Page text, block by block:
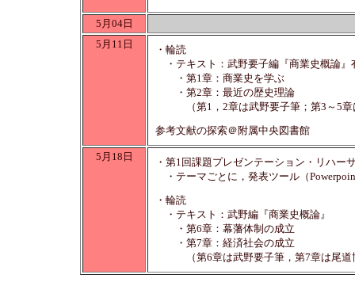
5月04日
5月11日
・輪読
・テキスト：武野要子編『商業史概論』
・第1章：商業史を学ぶ
・第2章：最近の歴史理論
（第1，2章は武野要子筆；第3～5章
参考文献の探索＠附属中央図書館
5月18日
・第1回課題プレゼンテーション・リハー
・テーマごとに，発表ツール（
・輪読
・テキスト：武野編『商業史概論』
・第6章：幕藩体制の成立
・第7章：経済社会の成立
（第6章は武野要子筆，第7章は尾道